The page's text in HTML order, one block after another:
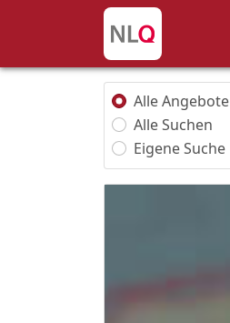
Alle Angebote
Alle Suchen
Eigene Suche